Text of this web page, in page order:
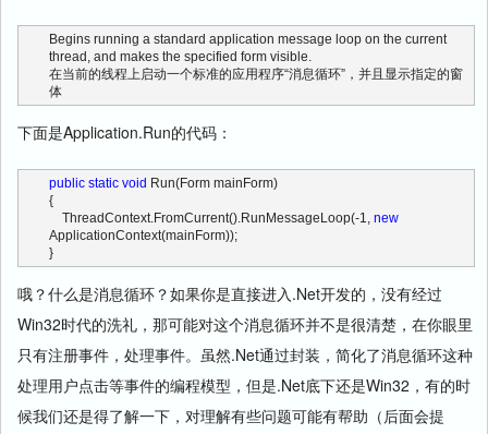
Begins running a standard application message loop on the current
thread, and makes the specified form visible.
在当前的线程上启动一个标准的应用程序“消息循环”，并且显示指定的窗
体
下面是Application.Run的代码：
public static void Run(Form mainForm)
{
    ThreadContext.FromCurrent().RunMessageLoop(-1,
new
ApplicationContext(mainForm));
}
哦？什么是消息循环？如果你是直接进入.Net开发的，没有经过
Win32时代的洗礼，那可能对这个消息循环并不是很清楚，在你眼里
只有注册事件，处理事件。虽然.Net通过封装，简化了消息循环这种
处理用户点击等事件的编程模型，但是.Net底下还是Win32，有的时
候我们还是得了解一下，对理解有些问题可能有帮助（后面会提